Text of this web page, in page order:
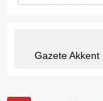
Gazete Akkent